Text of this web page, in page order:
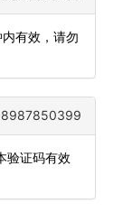
有效，请勿
验证码有效